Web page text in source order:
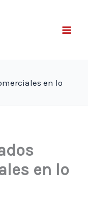
en lo
en lo